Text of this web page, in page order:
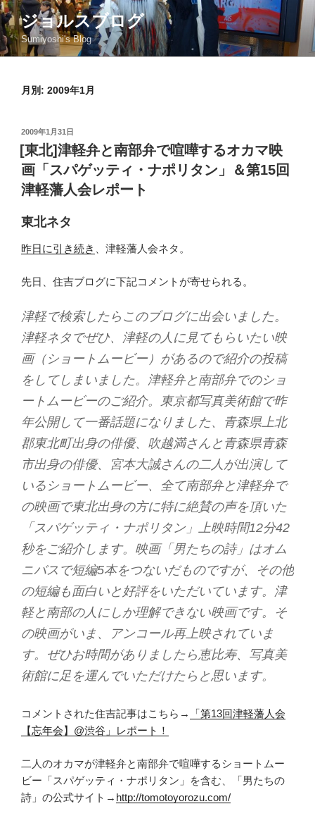
コ
ン
テ
ン
ジョルスブログ
Sumiyoshi's Blog
月別: 2009年1月
投
稿
日:
2009年1月31日
[東北]津軽弁と南部弁で喧嘩するオカマ映
画「スパゲッティ・ナポリタン」＆第15回
津軽藩人会レポート
東北ネタ
昨日に引き続き 、津軽藩人会ネタ。
先日、住吉ブログに下記コメントが寄せられる。
津軽で検索したらこのブログに出会いました。
津軽ネタでぜひ、津軽の人に見てもらいたい映
画（ショートムービー）があるので紹介の投稿
をしてしまいました。津軽弁と南部弁でのショ
ートムービーのご紹介。東京都写真美術館で昨
年公開して一番話題になりました、青森県上北
郡東北町出身の俳優、吹越満さんと青森県青森
市出身の俳優、宮本大誠さんの二人が出演して
いるショートムービー、全て南部弁と津軽弁で
の映画で東北出身の方に特に絶賛の声を頂いた
「スパゲッティ・ナポリタン」上映時間12分42
秒をご紹介します。映画「男たちの詩」はオム
ニバスで短編5本をつないだものですが、その他
の短編も面白いと好評をいただいています。津
軽と南部の人にしか理解できない映画です。そ
の映画がいま、アンコール再上映されていま
す。ぜひお時間がありましたら恵比寿、写真美
術館に足を運んでいただけたらと思います。
コメントされた住吉記事はこちら→
「第13回津軽藩人会
【忘年会】@渋谷」レポート！
二人のオカマが津軽弁と南部弁で喧嘩するショートムー
ビー「スパゲッティ・ナポリタン」を含む、「男たちの
詩」の公式サイト→ http://tomotoyorozu.com/